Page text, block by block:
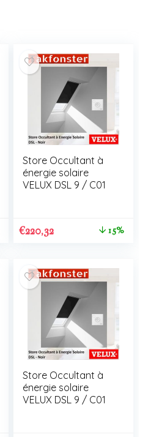
Store Occultant à
énergie solaire
VELUX DSL 9 / C01
€220,32 15%
Store Occultant à
énergie solaire
VELUX DSL 9 / C01